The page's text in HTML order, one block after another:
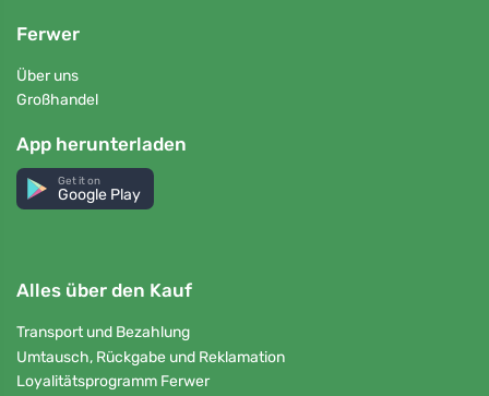
Ferwer
Über uns
Großhandel
App herunterladen
Get it on
Google Play
Alles über den Kauf
Transport und Bezahlung
Umtausch, Rückgabe und Reklamation
Loyalitätsprogramm Ferwer